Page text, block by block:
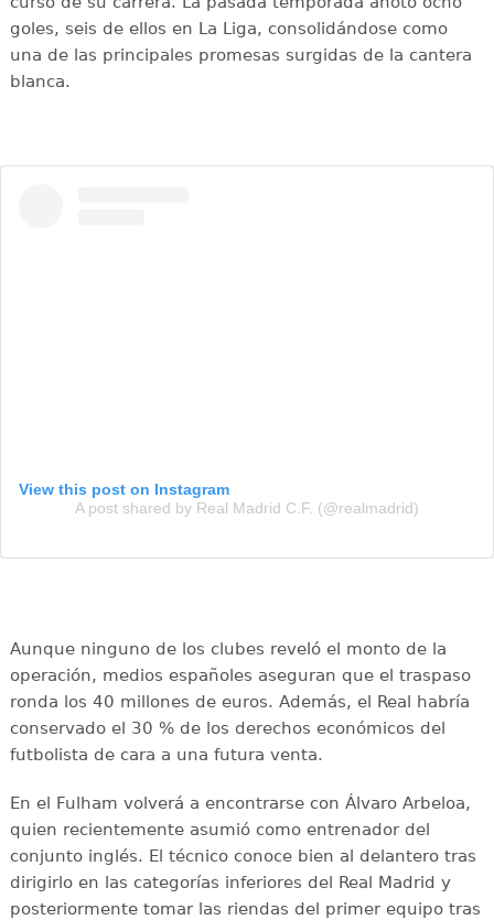
goles, seis de ellos en La Liga, consolidándose como
una de las principales promesas surgidas de la cantera
blanca.
View this post on Instagram
A post shared by Real Madrid C.F. (@realmadrid)
Aunque ninguno de los clubes reveló el monto de la
operación, medios españoles aseguran que el traspaso
ronda los 40 millones de euros. Además, el Real habría
conservado el 30 % de los derechos económicos del
futbolista de cara a una futura venta.
En el Fulham volverá a encontrarse con Álvaro Arbeloa,
quien recientemente asumió como entrenador del
conjunto inglés. El técnico conoce bien al delantero tras
dirigirlo en las categorías inferiores del Real Madrid y
posteriormente tomar las riendas del primer equipo tras